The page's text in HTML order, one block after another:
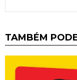
TAMBÉM